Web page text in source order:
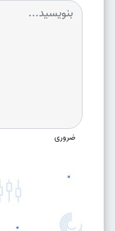
ضروری